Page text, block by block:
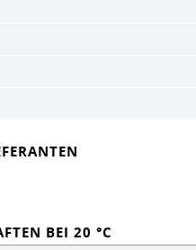
BEI 20 °C